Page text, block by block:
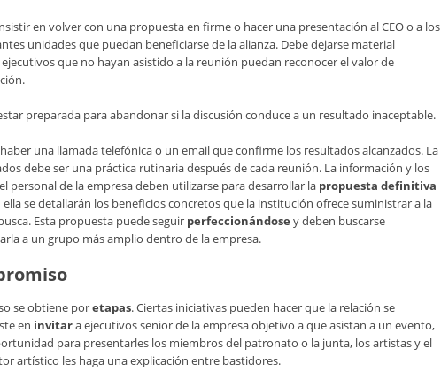
en volver con una propuesta en firme o hacer una presentación al CEO o a los
unidades que puedan beneficiarse de la alianza. Debe dejarse material
que no hayan asistido a la reunión puedan reconocer el valor de
preparada para abandonar si la discusión conduce a un resultado inaceptable.
una llamada telefónica o un email que confirme los resultados alcanzados. La
debe ser una práctica rutinaria después de cada reunión. La información y los
personal de la empresa deben utilizarse para desarrollar la propuesta definitiva
se detallarán los beneficios concretos que la institución ofrece suministrar a la
Esta propuesta puede seguir perfeccionándose y deben buscarse
a un grupo más amplio dentro de la empresa.
se obtiene poretapas. Ciertas iniciativas pueden hacer que la relación se
en invitara ejecutivos senior de la empresa objetivo a que asistan a un evento,
para presentarles los miembros del patronato o la junta, los artistas y el
artístico les haga una explicación entre bastidores.